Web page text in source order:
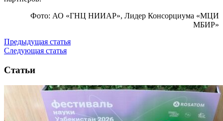
Фото: АО «ГНЦ НИИАР», Лидер Консорциума «МЦИ
МБИР»
Предыдущая статья
Следующая статья
Статьи